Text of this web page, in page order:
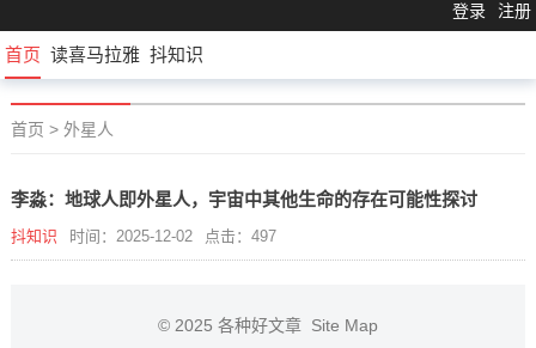
登录 注册
首页 读喜马拉雅 抖知识
首页 > 外星人
李淼：地球人即外星人，宇宙中其他生命的存在可能性探讨
抖知识 时间：2025-12-02 点击：497
© 2025 各种好文章 Site Map